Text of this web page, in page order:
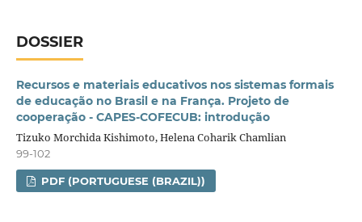
DOSSIER
Recursos e materiais educativos nos sistemas formais
de educação no Brasil e na França. Projeto de
cooperação - CAPES-COFECUB: introdução
Tizuko Morchida Kishimoto, Helena Coharik Chamlian
99-102
PDF (PORTUGUESE (BRAZIL))